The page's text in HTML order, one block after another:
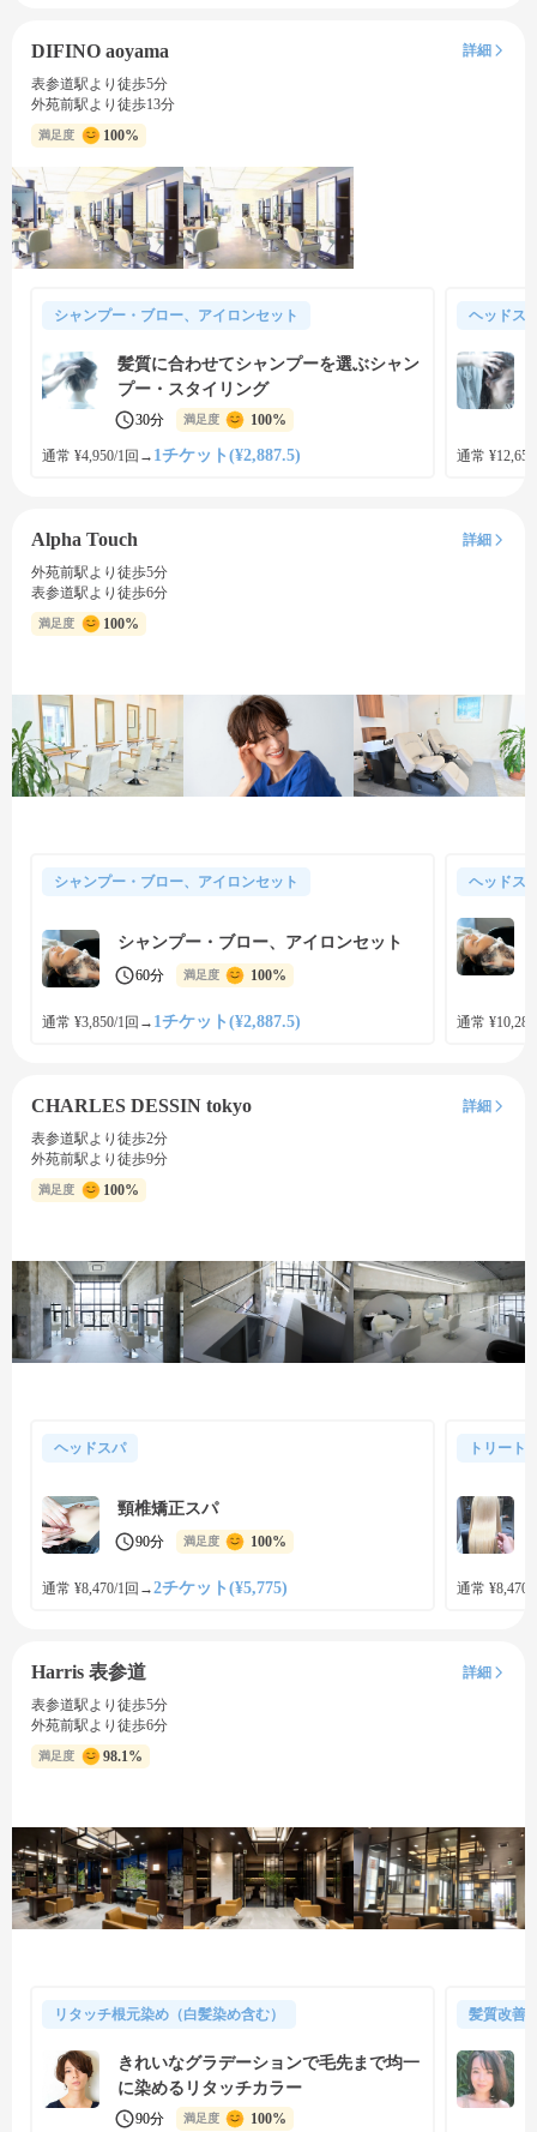
DIFINO aoyama
詳細
表参道駅より徒歩5分
外苑前駅より徒歩13分
満足度 100%
シャンプー・ブロー、アイロンセット
髪質に合わせてシャンプーを選ぶシャン
プー・スタイリング
30分 満足度 100%
通常 ¥4,950/1回 → 1チケット(¥2,887.5)
ヘッドス
通常
Alpha Touch
詳細
外苑前駅より徒歩5分
表参道駅より徒歩6分
満足度 100%
シャンプー・ブロー、アイロンセット
シャンプー・ブロー、アイロンセット
60分 満足度 100%
通常 ¥3,850/1回 → 1チケット(¥2,887.5)
ヘッドス
通常
CHARLES DESSIN tokyo
詳細
表参道駅より徒歩2分
外苑前駅より徒歩9分
満足度 100%
ヘッドスパ
頸椎矯正スパ
90分 満足度 100%
通常 ¥8,470/1回 →2チケット(¥5,775)
トリート
通常 ¥8,470/
Harris 表参道
詳細
表参道駅より徒歩5分
外苑前駅より徒歩6分
満足度 98.1%
リタッチ根元染め（白髪染め含む）
きれいなグラデーションで毛先まで均一
に染めるリタッチカラー
90分 満足度 100%
髪質改善